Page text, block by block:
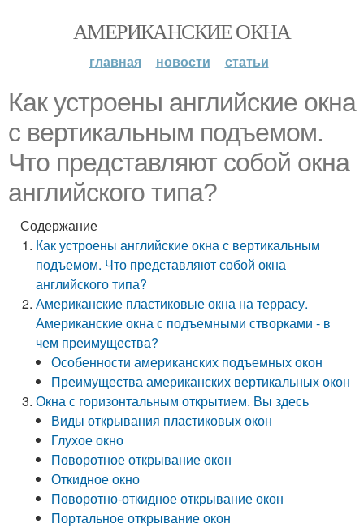
АМЕРИКАНСКИЕ ОКНА
главная новости статьи
Как устроены английские окна
с вертикальным подъемом.
Что представляют собой окна
английского типа?
Содержание
Как устроены английские окна с вертикальным
подъемом. Что представляют собой окна
английского типа?
Американские пластиковые окна на террасу.
Американские окна с подъемными створками - в
чем преимущества?
Особенности американских подъемных окон
Преимущества американских вертикальных окон
Окна с горизонтальным открытием. Вы здесь
Виды открывания пластиковых окон
Глухое окно
Поворотное открывание окон
Откидное окно
Поворотно-откидное открывание окон
Портальное открывание окон